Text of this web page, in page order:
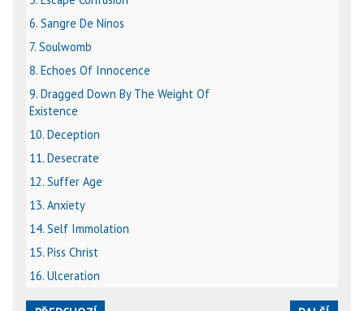
6. Sangre De Ninos
7. Soulwomb
8. Echoes Of Innocence
9. Dragged Down By The Weight Of
Existence
10. Deception
11. Desecrate
12. Suffer Age
13. Anxiety
14. Self Immolation
15. Piss Christ
16. Ulceration